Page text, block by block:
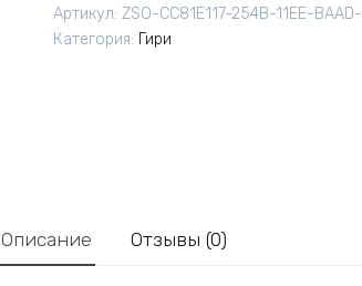
Артикул: ZSO-CC81E117-254B-11EE-
Категория: Гири
Описание Отзывы (0)